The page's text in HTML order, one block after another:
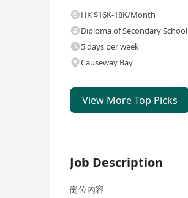
HK $16K-18K/Month
Diploma of Secondary School
5 days per week
Causeway Bay
View More Top Picks
Job Description
崗位內容